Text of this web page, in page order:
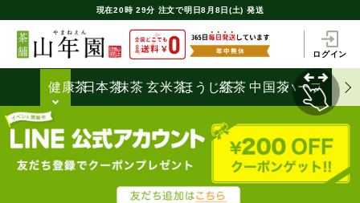
現在20時 29分 注文で明日8月8日(土) 発送
ログイン
健康茶日本茶抹茶 玄米茶ほうじ茶
紅茶 中国茶ハーブティ